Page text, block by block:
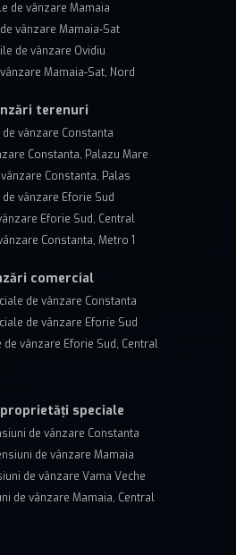
de vânzare Mamaia
vânzare Mamaia-Sat
de vânzare Ovidiu
Mamaia-Sat, Nord
terenuri
vânzare Constanta
Constanta, Palazu Mare
Constanta, Palas
vânzare Eforie Sud
Eforie Sud, Central
Constanta, Metro 1
comercial
de vânzare Constanta
de vânzare Eforie Sud
vânzare Eforie Sud, Central
speciale
de vânzare Constanta
de vânzare Mamaia
de vânzare Vama Veche
de vânzare Mamaia, Central